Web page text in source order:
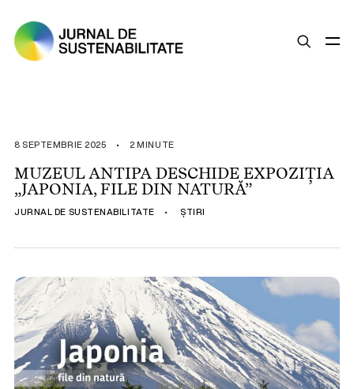
ȘTIRI
OPINII
ESG
LEGISLAȚIE
BUNE PRACTICI
8 SEPTEMBRIE 2025 • 2 MINUTE
MUZEUL ANTIPA DESCHIDE EXPOZIȚIA
„JAPONIA, FILE DIN NATURĂ”
JURNAL DE SUSTENABILITATE • ȘTIRI